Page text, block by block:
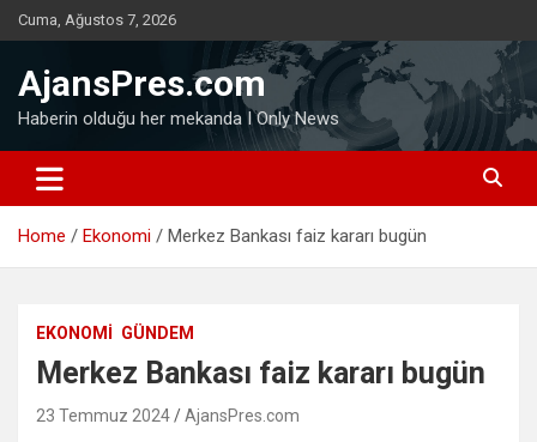
Skip
to
Cuma, Ağustos 7, 2026
AjansPres.com
Haberin olduğu her mekanda I Only News
Home Ekonomi Merkez Bankası faiz kararı bugün
EKONOMI GÜNDEM
Merkez Bankası faiz kararı bugün
23 Temmuz 2024 AjansPres.com